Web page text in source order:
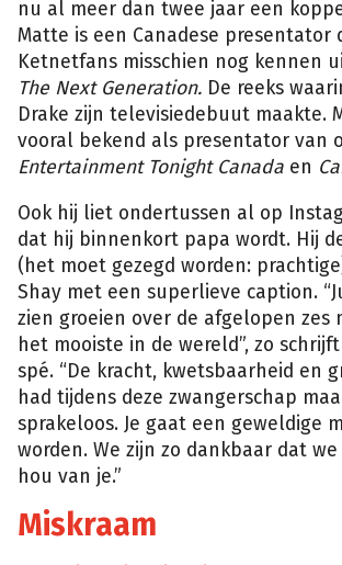
nu al meer dan twee jaar een
Matte is een Canadese presentator
Ketnetfans misschien nog kennen
The Next Generation. De reeks
Drake zijn televisiedebuut maakte.
vooral bekend als presentator van
Entertainment Tonight Canada en
Ook hij liet ondertussen al op
dat hij binnenkort papa wordt. Hij
(het moet gezegd worden:
Shay met een superlieve caption.
zien groeien over de afgelopen zes
het mooiste in de wereld”, zo
spé. “De kracht, kwetsbaarheid en
had tijdens deze zwangerschap
sprakeloos. Je gaat een geweldige
worden. We zijn zo dankbaar dat
hou van je.”
Miskraam